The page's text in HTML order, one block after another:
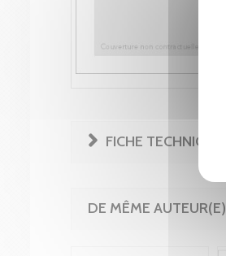
FICHE TECHNIQUE
DE MÊME AUTEUR(E)